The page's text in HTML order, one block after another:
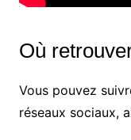
Où
Vous pouvez
réseaux sociaux,